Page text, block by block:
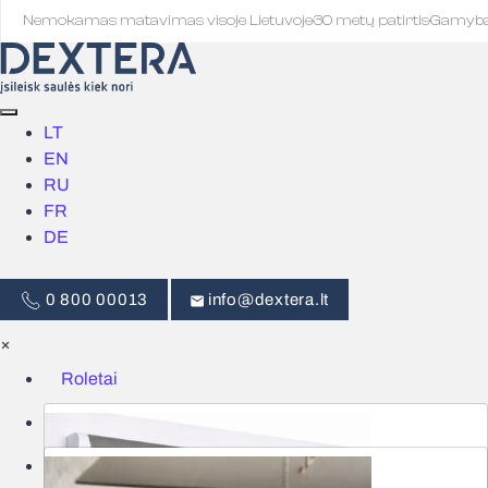
Nemokamas matavimas visoje Lietuvoje·30 metų patirtis·
LT
EN
RU
FR
DE
0 800 00013 info@dextera.lt
×
Roletai
Išmanus valdymas